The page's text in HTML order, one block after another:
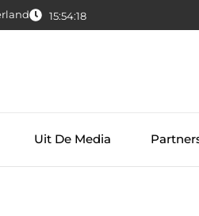
15:54:19
Uit De Media